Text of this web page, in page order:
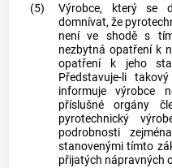
(5)
Výrobce, který se
domnívat, že
není ve shodě s
nezbytná opatření k
opatření k jeho
Představuje-li takový
informujevýrobce
příslušné orgány
pyrotechnický
podrobnosti
stanovenými tímto
přijatých nápravných